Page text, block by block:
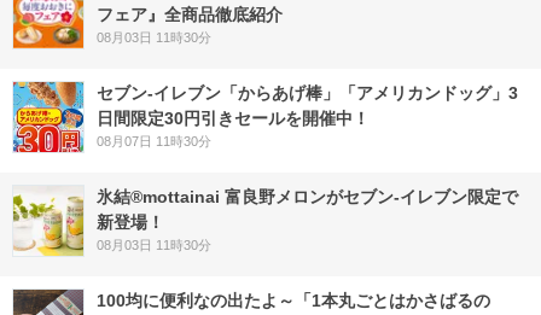
フェア』全商品徹底紹介
08月03日 11時30分
セブン‐イレブン「からあげ棒」「アメリカンドッグ」3
日間限定30円引きセールを開催中！
08月07日 11時30分
氷結®mottainai 富良野メロンがセブン‐イレブン限定で
新登場！
08月03日 11時30分
100均に便利なの出たよ～「1本丸ごとはかさばるの